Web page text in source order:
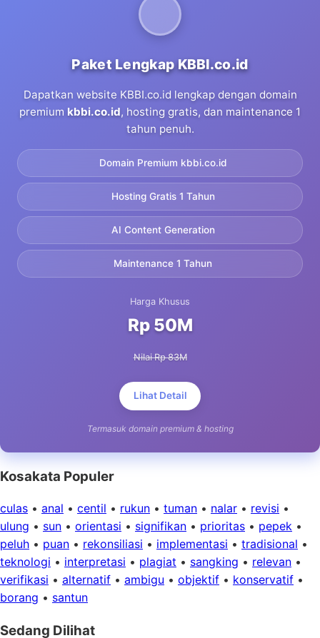
Paket Lengkap KBBI.co.id
Dapatkan website KBBI.co.id lengkap dengan domain
premium kbbi.co.id, hosting gratis, dan maintenance 1
tahun penuh.
Domain Premium kbbi.co.id
Hosting Gratis 1 Tahun
AI Content Generation
Maintenance 1 Tahun
Harga Khusus
Rp 50M
Nilai Rp 83M
Lihat Detail
Termasuk domain premium & hosting
Kosakata Populer
culas • anal • centil • rukun • tuman • nalar • revisi •
ulung • sun • orientasi • signifikan • prioritas • pepek •
peluh • puan • rekonsiliasi • implementasi • tradisional •
teknologi • interpretasi • plagiat • sangking • relevan •
verifikasi • alternatif • ambigu • objektif • konservatif •
borang • santun
Sedang Dilihat